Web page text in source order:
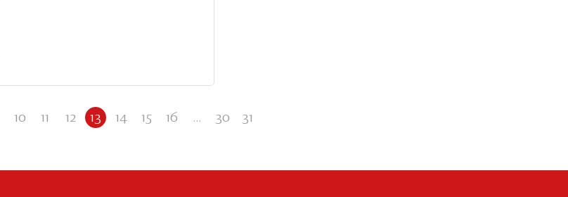
10 11 12 13 14 15 16 ... 30 31